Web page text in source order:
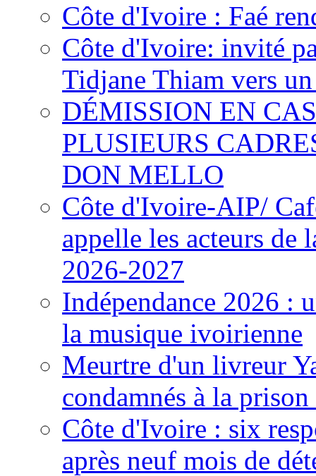
Côte d'Ivoire : Faé
Côte d'Ivoire: invité
Tidjane Thiam vers
DÉMISSION EN
PLUSIEURS
DON MELLO
Côte d'Ivoire-AIP/
appelle les acteurs de
2026-2027
Indépendance 2026 :
la musique ivoirienne
Meurtre d'un livreur
condamnés à la
Côte d'Ivoire : six
après neuf mois de